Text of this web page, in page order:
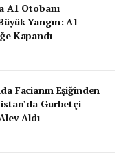
A1 Otobanı
Yangın: A1
Kapandı
Facianın Eşiğinden
Gurbetçi
Aldı